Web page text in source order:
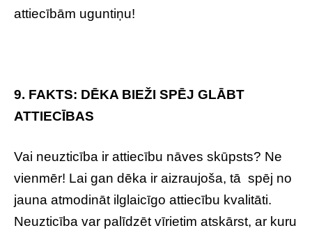
attiecībām uguntiņu!
9. FAKTS: DĒKA BIEŽI SPĒJ GLĀBT
ATTIECĪBAS
Vai neuzticība ir attiecību nāves skūpsts? Ne
vienmēr! Lai gan dēka ir aizraujoša, tā spēj no
jauna atmodināt ilglaicīgo attiecību kvalitāti.
Neuzticība var palīdzēt vīrietim atskārst, ar kuru